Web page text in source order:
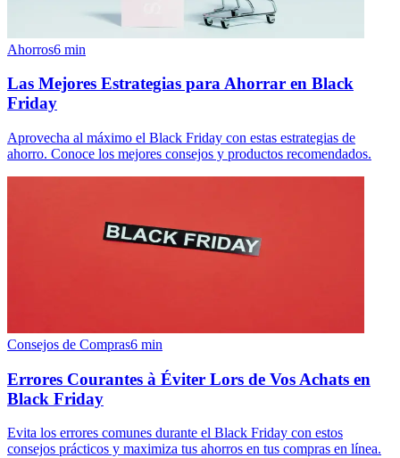
Ahorros6 min
Las Mejores Estrategias para Ahorrar en Black
Friday
Aprovecha al máximo el Black Friday con estas estrategias de
ahorro. Conoce los mejores consejos y productos recomendados.
Consejos de Compras6 min
Errores Courantes à Éviter Lors de Vos Achats en
Black Friday
Evita los errores comunes durante el Black Friday con estos
consejos prácticos y maximiza tus ahorros en tus compras en línea.